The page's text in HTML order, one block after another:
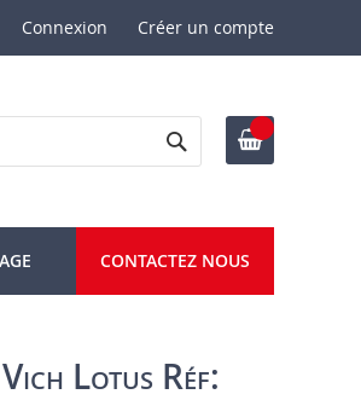
Connexion Créer un compte
Rechercher
CONTACTEZ NOUS
Lotus Réf: